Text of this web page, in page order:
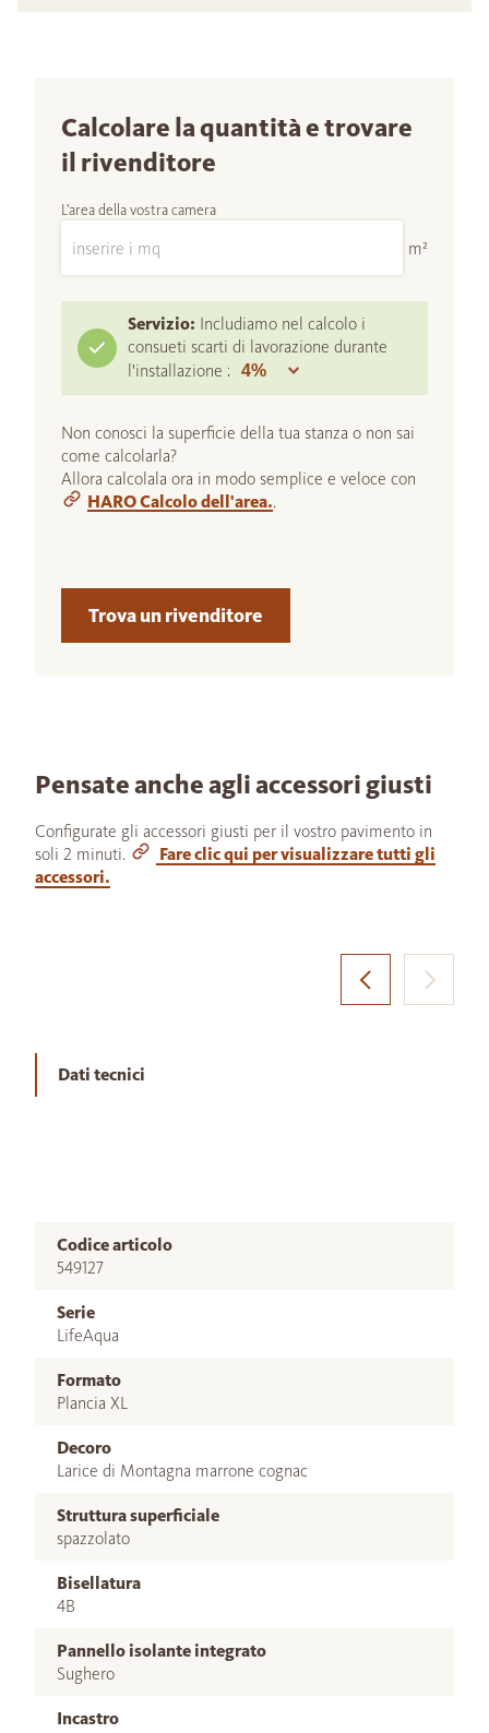
Calcolare la quantità e trovare
il rivenditore
L'area della vostra camera
m²
Servizio: Includiamo nel calcolo i
consueti scarti di lavorazione durante
l'installazione :
Non conosci la superficie della tua stanza o non sai
come calcolarla?
Allora calcolala ora in modo semplice e veloce con
HARO Calcolo dell'area..
Trova un rivenditore
Pensate anche agli accessori giusti
Configurate gli accessori giusti per il vostro pavimento in
soli 2 minuti.
Fare clic qui per visualizzare tutti gli
accessori.
Dati tecnici
Codice articolo
549127
Serie
LifeAqua
Formato
Plancia XL
Decoro
Larice di Montagna marrone cognac
Struttura superficiale
spazzolato
Bisellatura
4B
Pannello isolante integrato
Sughero
Incastro